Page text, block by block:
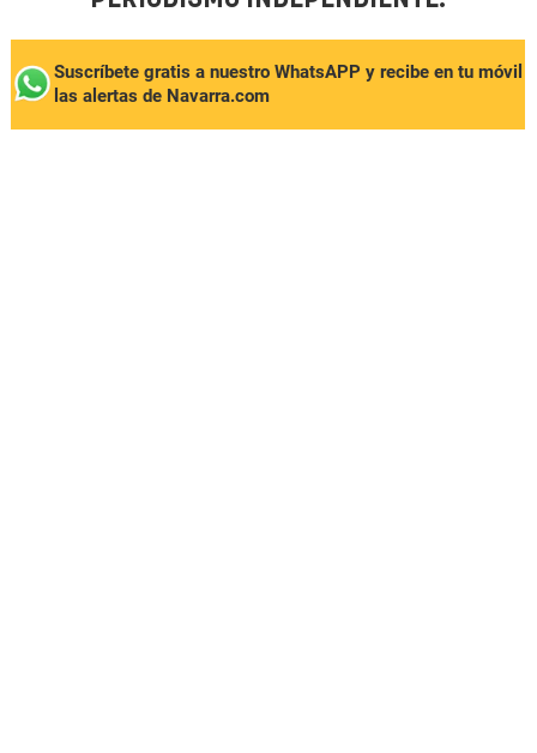
Suscríbete gratis a nuestro WhatsAPP y recibe en tu móvil
las alertas de Navarra.com